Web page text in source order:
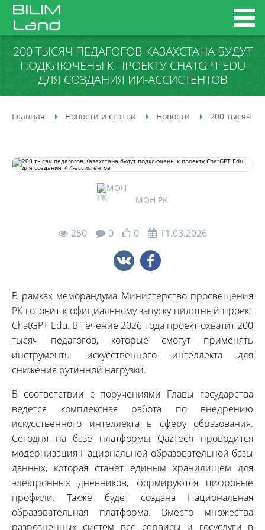
200 ТЫСЯЧ ПЕДАГОГОВ КАЗАХСТАНА БУДУТ
ПОДКЛЮЧЕНЫ К ПРОЕКТУ CHATGPT EDU
ДЛЯ СОЗДАНИЯ ИИ-АССИСТЕНТОВ
Главная Новости и статьи Новости 200 тысяч
МОН РК
250 0 0 11.03.2026
В рамках меморандума Министерство просвещения
РК готовит к официальному запуску пилотный проект
ChatGPT Edu. В течение 2026 года проект охватит 200
тысяч педагогов, которые смогут применять
инструменты искусственного интеллекта для
снижения рутинной нагрузки.
В соответствии с поручениями Главы государства
ведется комплексная работа по внедрению
искусственного интеллекта в сферу образования.
Сегодня на базе платформы QazTech проводится
модернизация Национальной образовательной базы
данных, которая станет единым хранилищем для
электронных дневников, формируются цифровые
профили. Также будет создана Национальная
образовательная платформа. Вместо множества
разрозненных систем все сервисы и госуслуги в